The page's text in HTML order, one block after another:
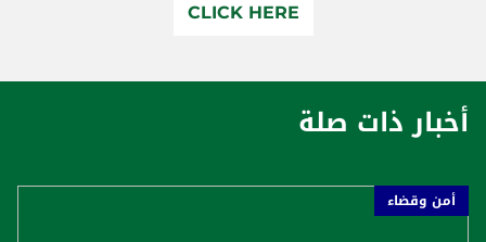
CLICK HERE
أخبار ذات صلة
أمن وقضاء